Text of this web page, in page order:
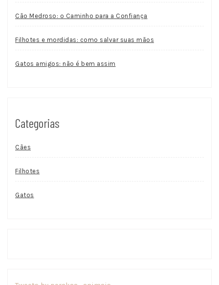
Cão Medroso: o Caminho para a Confiança
Filhotes e mordidas: como salvar suas mãos
Gatos amigos: não é bem assim
Categorias
Cães
Filhotes
Gatos